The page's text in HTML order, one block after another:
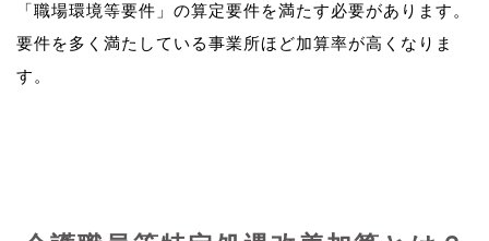
「職場環境等要件」の算定要件を満たす必要があります。
要件を多く満たしている事業所ほど加算率が高くなりま
す。